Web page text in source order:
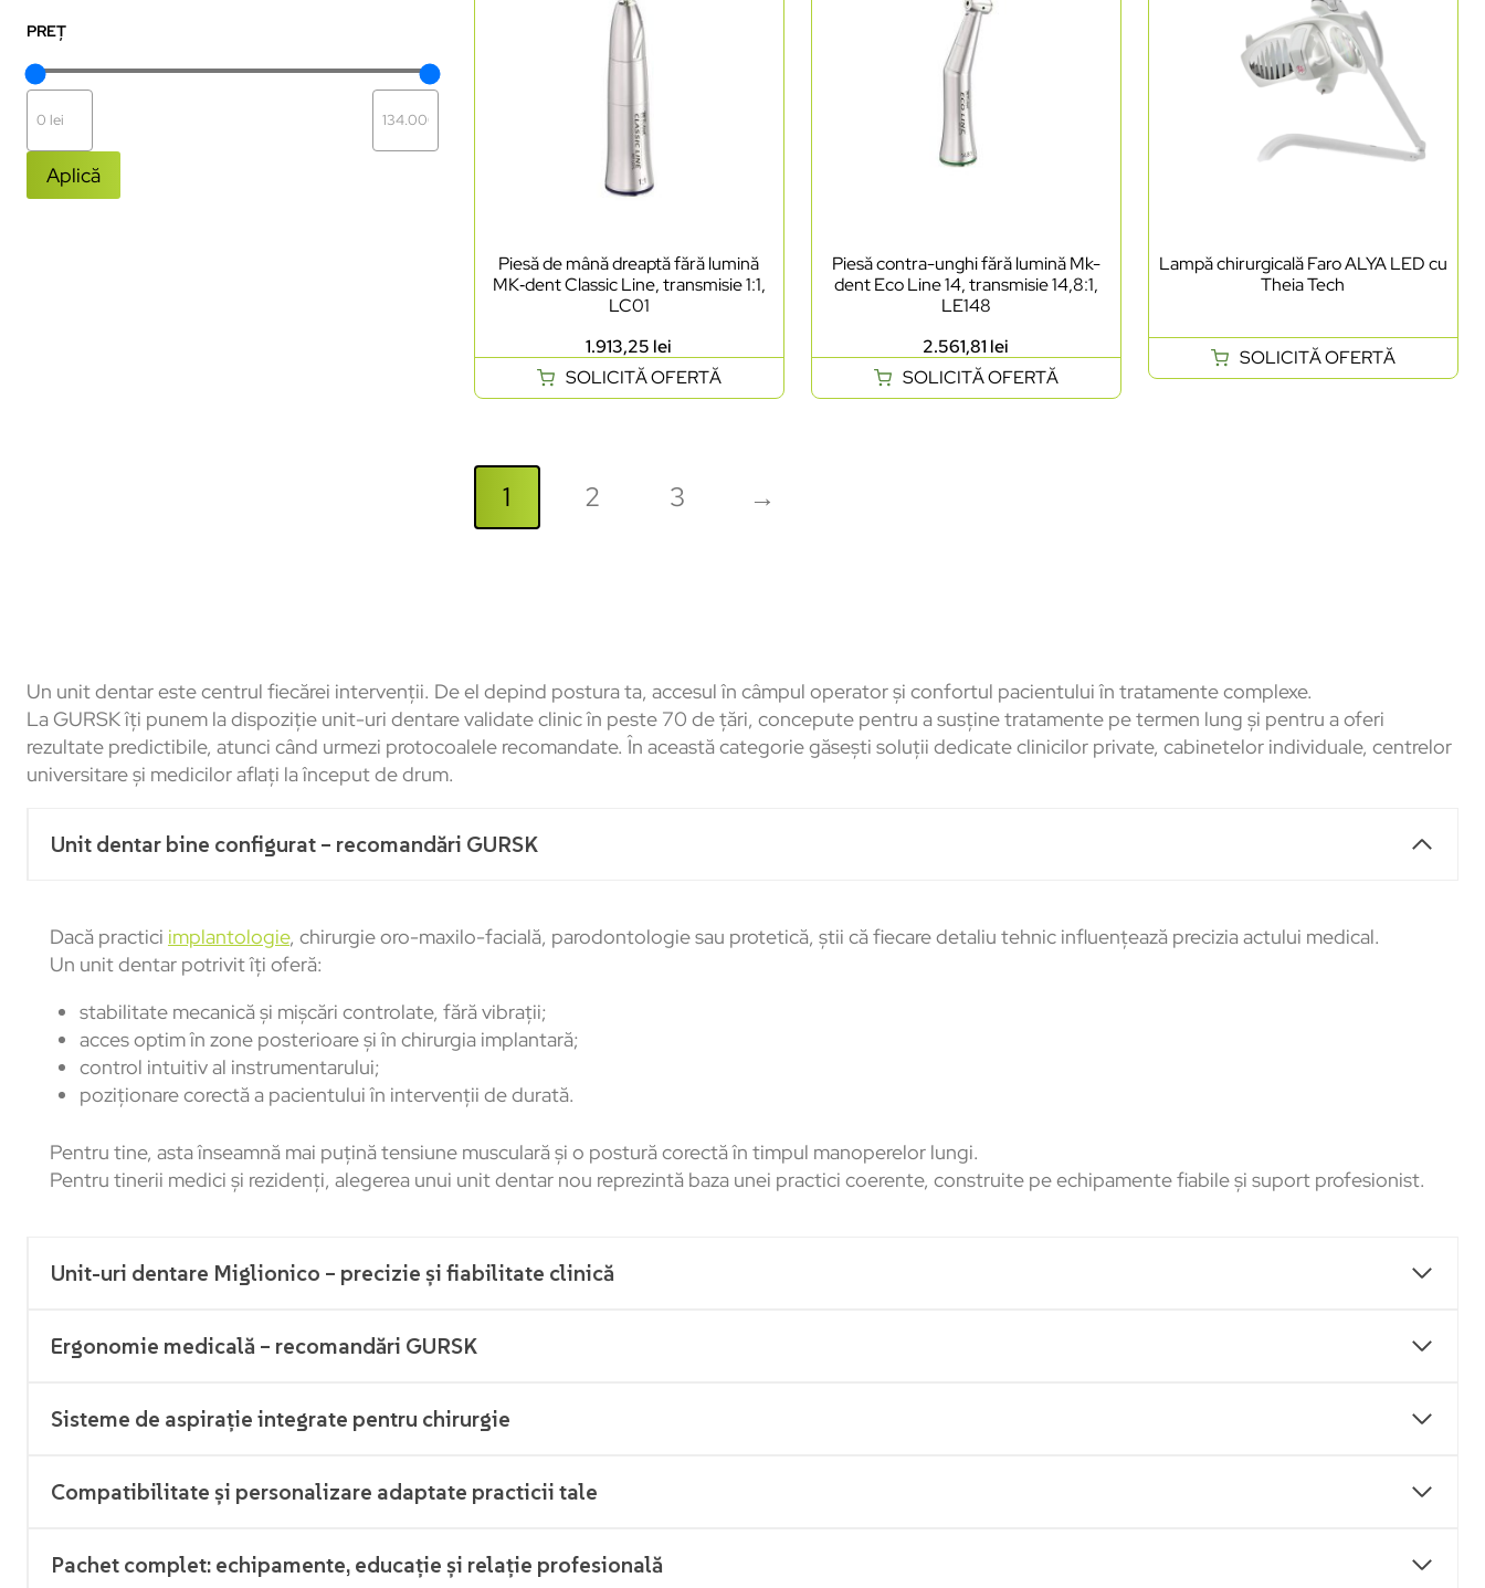
PREȚ
Aplică
Piesă de mână dreaptă fără lumină
MK‑dent Classic Line, transmisie 1:1,
LC01
1.913,25 lei
SOLICITĂ OFERTĂ
Piesă contra-unghi fără lumină Mk-
dent Eco Line 14, transmisie 14,8:1,
LE148
2.561,81 lei
SOLICITĂ OFERTĂ
Lampă chirurgicală Faro ALYA LED cu
Theia Tech
SOLICITĂ OFERTĂ
1 2 3 →
Un unit dentar este centrul fiecărei intervenții. De el depind postura ta, accesul în câmpul operator și confortul pacientului în tratamente complexe.
La GURSK îți punem la dispoziție unit-uri dentare validate clinic în peste 70 de țări, concepute pentru a susține tratamente pe termen lung și pentru a oferi
rezultate predictibile, atunci când urmezi protocoalele recomandate. În această categorie găsești soluții dedicate clinicilor private, cabinetelor individuale, centrelor
universitare și medicilor aflați la început de drum.
Unit dentar bine configurat – recomandări GURSK
Dacă practici implantologie, chirurgie oro-maxilo-facială, parodontologie sau protetică, știi că fiecare detaliu tehnic influențează precizia actului medical.
Un unit dentar potrivit îți oferă:
stabilitate mecanică și mișcări controlate, fără vibrații;
acces optim în zone posterioare și în chirurgia implantară;
control intuitiv al instrumentarului;
poziționare corectă a pacientului în intervenții de durată.
Pentru tine, asta înseamnă mai puțină tensiune musculară și o postură corectă în timpul manoperelor lungi.
Pentru tinerii medici și rezidenți, alegerea unui unit dentar nou reprezintă baza unei practici coerente, construite pe echipamente fiabile și suport profesionist.
Unit-uri dentare Miglionico – precizie și fiabilitate clinică
Ergonomie medicală – recomandări GURSK
Sisteme de aspirație integrate pentru chirurgie
Compatibilitate și personalizare adaptate practicii tale
Pachet complet: echipamente, educație și relație profesională